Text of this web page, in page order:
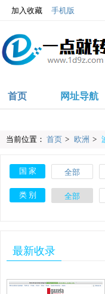
加入收藏 手机版
首页 网址导航
当前位置： 首页 > 欧洲 >
国 家 全部
沙特
类 别 全部
最新收录